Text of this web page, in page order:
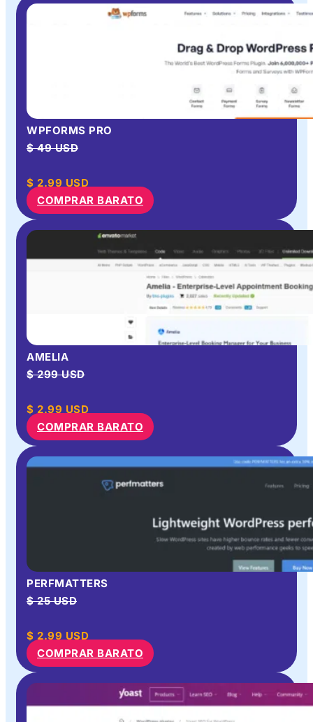
WPFORMS PRO
$ 49 USD
$ 2.99 USD
COMPRAR BARATO
AMELIA
$ 299 USD
$ 2.99 USD
COMPRAR BARATO
PERFMATTERS
$ 25 USD
$ 2.99 USD
COMPRAR BARATO